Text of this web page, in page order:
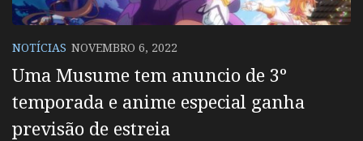
NOTÍCIAS NOVEMBRO 6, 2022
Uma Musume tem anuncio de 3º
temporada e anime especial ganha
previsão de estreia